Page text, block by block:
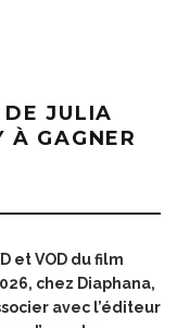
JULIA
À GAGNER
et VOD du film
chez Diaphana,
avec l’éditeur